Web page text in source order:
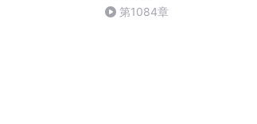
第1084章